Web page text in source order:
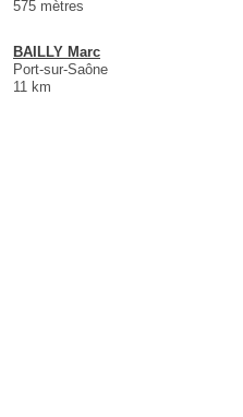
575 mètres
BAILLY Marc
Port-sur-Saône
11 km